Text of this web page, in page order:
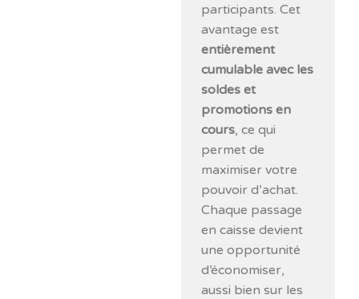
participants. Cet
avantage est
entièrement
cumulable avec les
soldes et
promotions en
cours, ce qui
permet de
maximiser votre
pouvoir d’achat.
Chaque passage
en caisse devient
une opportunité
d’économiser,
aussi bien sur les